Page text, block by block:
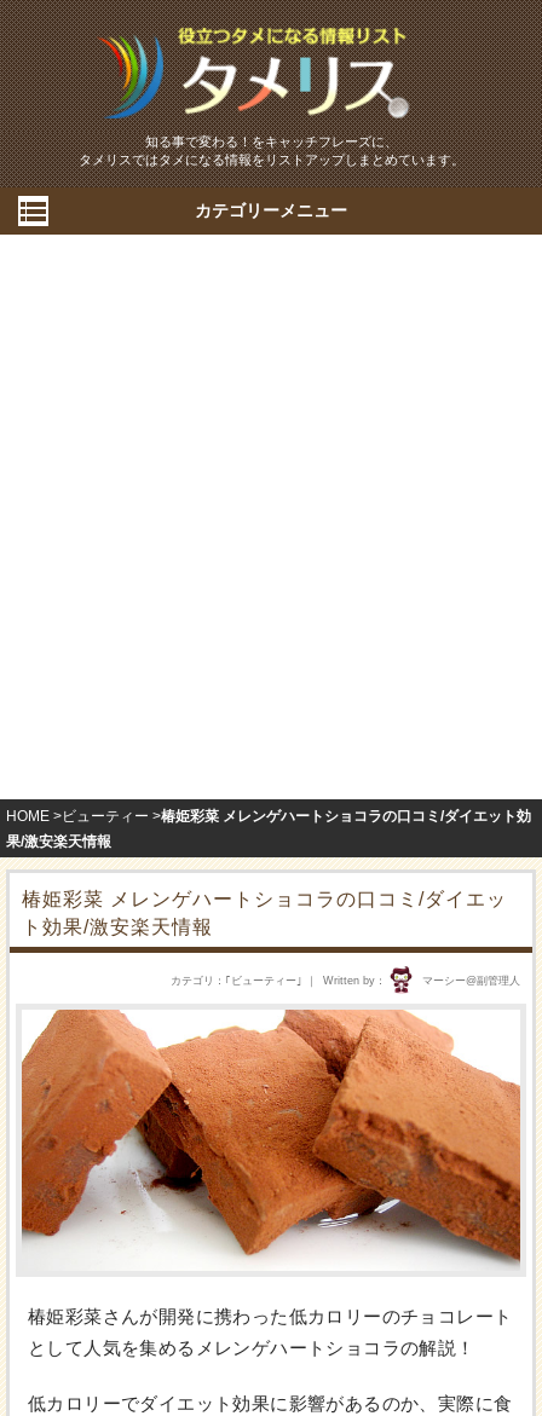
知る事で変わる！をキャッチフレーズに、
タメリスではタメになる情報をリストアップしまとめています。
カテゴリーメニュー
HOME ビューティー
椿姫彩菜 メレンゲハートショコラの口コミ/ダイエット効
果/激安楽天情報
椿姫彩菜 メレンゲハートショコラの口コミ/ダイエッ
ト効果/激安楽天情報
Written by マーシー@副管理人
カテゴリ ｢ ビューティー ｣
椿姫彩菜さんが開発に携わった低カロリーのチョコレート
として人気を集めるメレンゲハートショコラの解説！
低カロリーでダイエット効果に影響があるのか、実際に食